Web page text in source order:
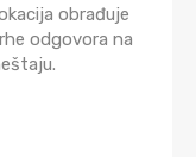
obrađuje
odgovora na